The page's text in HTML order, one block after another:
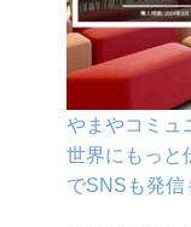
やまやコミュ
世界にもっと
でSNSも発